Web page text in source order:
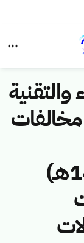
مخالفات
(43114739/ق/1444هـ)